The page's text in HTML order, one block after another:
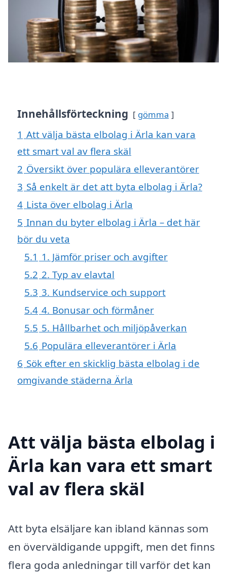
Innehållsförteckning gömma
1 Att välja bästa elbolag i Ärla kan vara
ett smart val av flera skäl
2 Översikt över populära elleverantörer
3 Så enkelt är det att byta elbolag i Ärla?
4 Lista över elbolag i Ärla
5 Innan du byter elbolag i Ärla – det här
bör du veta
5.1 1. Jämför priser och avgifter
5.2 2. Typ av elavtal
5.3 3. Kundservice och support
5.4 4. Bonusar och förmåner
5.5 5. Hållbarhet och miljöpåverkan
5.6 Populära elleverantörer i Ärla
6 Sök efter en skicklig bästa elbolag i de
omgivande städerna Ärla
Att välja bästa elbolag i
Ärla kan vara ett smart
val av flera skäl
Att byta elsäljare kan ibland kännas som
en överväldigande uppgift, men det finns
flera goda anledningar till varför det kan